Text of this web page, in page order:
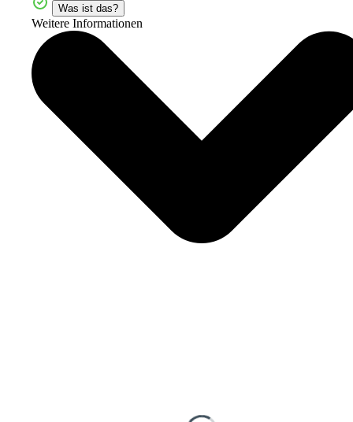
Was ist das?
Weitere Informationen